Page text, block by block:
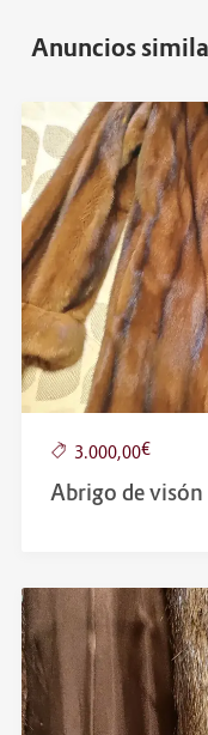
Anuncios
3.000,00€
Abrigo de visón